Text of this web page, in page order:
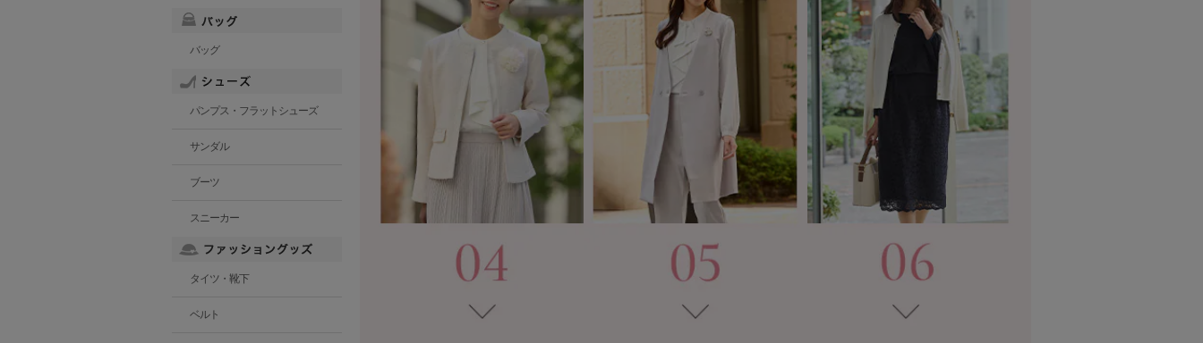
バッグ
パンプス・フラットシューズ
サンダル
ブーツ
スニーカー
タイツ・靴下
ベルト